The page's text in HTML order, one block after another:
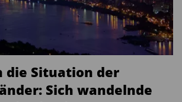
der Lage ist, eine Alternative zu
wächst
eine wichtige Rolle
die Situation der
Sich wandelnde